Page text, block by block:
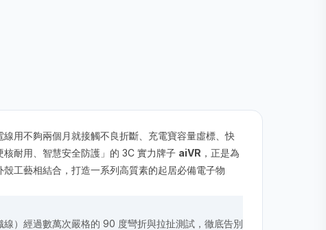
用不夠兩個月就接觸不良折斷、充電寶容量虛標、快
耐用、智慧安全防護」的 3C 實力牌子 aiVR ，正是為
工藝相結合，打造一系列高質素的起居必備電子物
）經過數萬次嚴格的 90 度彎折與拉扯測試，徹底告別